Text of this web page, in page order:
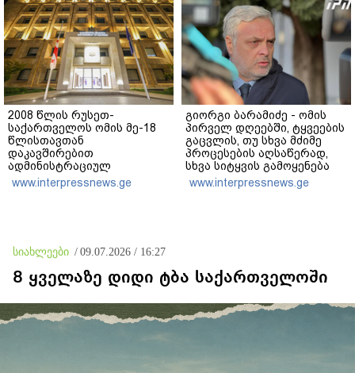
2008 წლის რუსეთ-
საქართველოს ომის მე-18
წლისთავთან
დაკავშირებით
ადმინისტრაციულ
შენობებზე სახელმწიფო
დროშები დაეშვა
www.interpressnews.ge
გიორგი ბარამიძე - ომის
პირველ დღეებში, ტყვეების
გაცვლის, თუ სხვა მძიმე
პროცესების აღსაწერად,
სხვა სიტყვის გამოყენება
აჯობებდა - არასდროს
მითქვამს, რომ ჩვენები
www.interpressnews.ge
სიახლეები / 09.07.2026 / 16:27
8 ყველაზე დიდი ტბა საქართველოში